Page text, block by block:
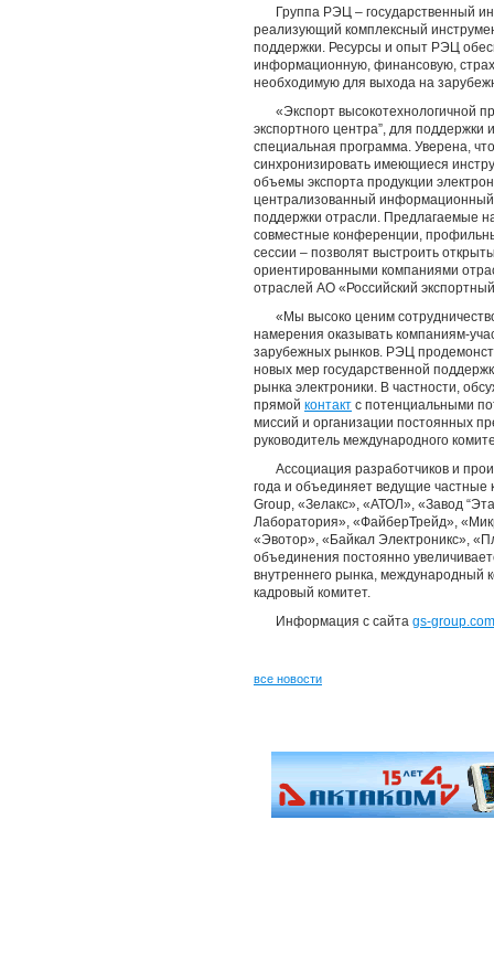
Группа РЭЦ – государственный
реализующий комплексный
поддержки. Ресурсы и опыт РЭЦ
информационную, финансовую,
необходимую для выхода на
«Экспорт высокотехнологичной
экспортного центра”, для поддержки
специальная программа. Уверена,
синхронизировать имеющиеся
объемы экспорта продукции
централизованный
поддержки отрасли. Предлагаемые
совместные конференции,
сессии – позволят выстроить
ориентированными компаниями
отраслей АО «Российский
«Мы высоко ценим
намерения оказывать компаниям-
зарубежных рынков. РЭЦ
новых мер государственной
рынка электроники. В частности,
прямой контакт с потенциальными
миссий и организации постоянных
руководитель международного
Ассоциация разработчиков и
года и объединяет ведущие частные
Group, «Зелакс», «АТОЛ», «Завод
Лаборатория», «ФайберТрейд»,
«Эвотор», «Байкал Электроникс»,
объединения постоянно
внутреннего рынка, международный
кадровый комитет.
Информация с сайта gs-group.com
все новости